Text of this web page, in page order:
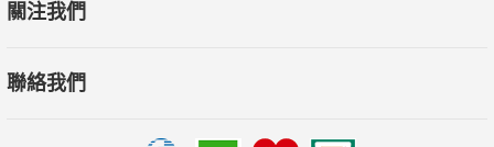
關注我們
聯絡我們